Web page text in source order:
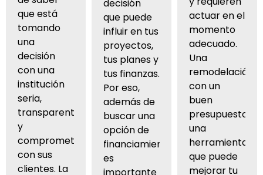
que está
tomando
una
decisión
con una
institución
seria,
transparente
y
comprometida
con sus
clientes. La
decisión
que puede
influir en tus
proyectos,
tus planes y
tus finanzas.
Por eso,
además de
buscar una
opción de
financiamiento,
es
actuar en el
momento
adecuado.
Una
remodelación
con un
buen
presupuesto,
una
herramienta
que puede
mejorar tu